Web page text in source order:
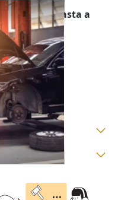
all'asta a